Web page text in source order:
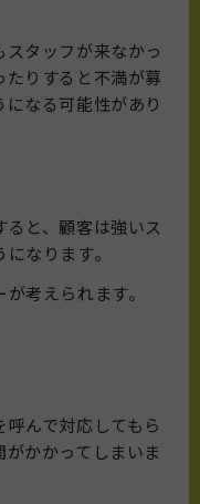
タッフが来なかっ
りすると不満が募
なる可能性があり
と、顧客は強いス
なります。
考えられます。
んで対応してもら
かかってしまいま